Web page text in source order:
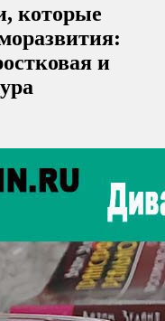
которые
и